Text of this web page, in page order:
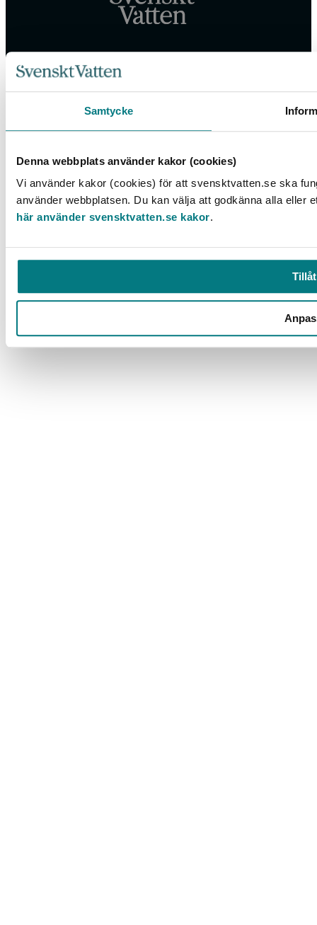
Samtycke
Denna webbplats använder kakor (cookies)
Vi använder kakor (cookies) för att svensktvatten.se ska
använder webbplatsen. Du kan välja att godkänna alla
här använder svensktvatten.se kakor.
Box 14057, 167 14 Bromma, Tel. 08-506 002 00
© 2025 Svenskt Vatten